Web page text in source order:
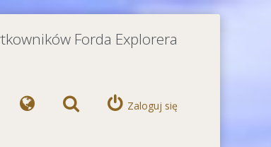
Forda Explorera
Zaloguj się